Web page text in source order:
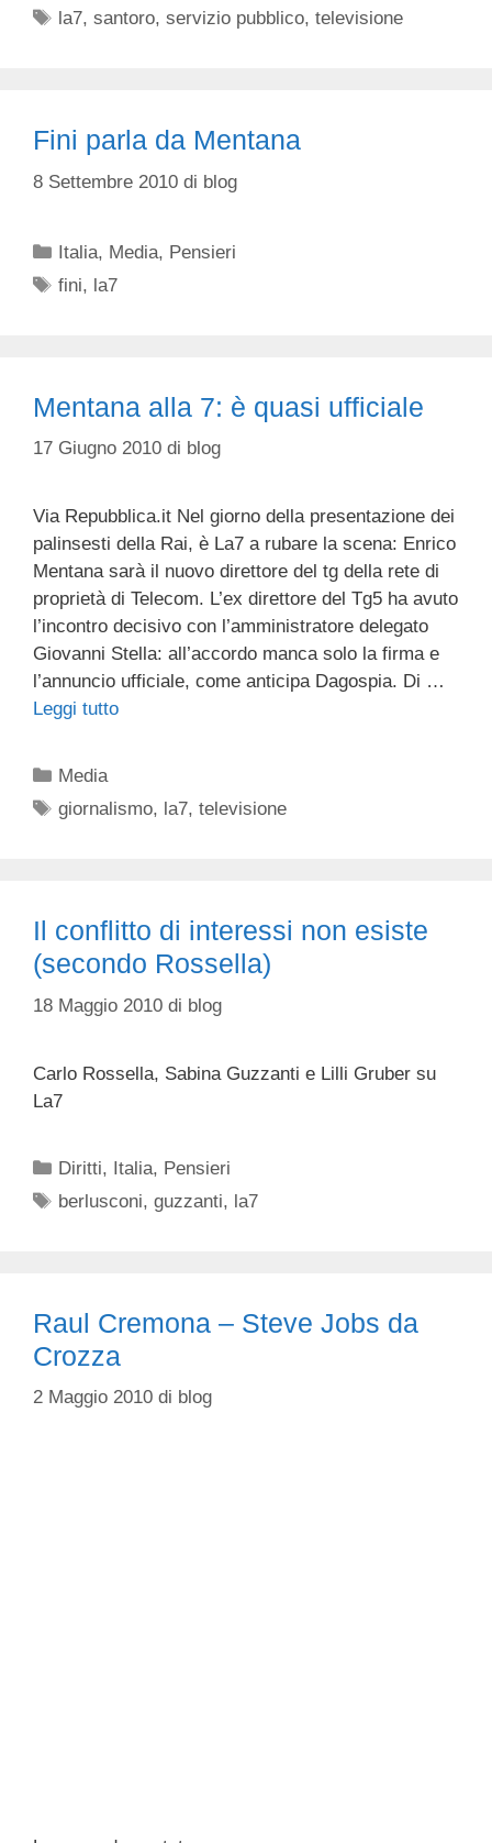
Tag
la7,santoro,servizio pubblico,televisione
Fini parla da Mentana
8 Settembre 2010 di blog
Categorie
Italia, Media, Pensieri
Tag
fini, la7
Mentana alla 7: è quasi ufficiale
17 Giugno 2010 di blog
Via Repubblica.it Nel giorno della presentazione dei
palinsesti della Rai, è La7 a rubare la scena: Enrico
Mentana sarà il nuovo direttore del tg della rete di
proprietà di Telecom. L’ex direttore del Tg5 ha avuto
l’incontro decisivo con l’amministratore delegato
Giovanni Stella: all’accordo manca solo la firma e
l’annuncio ufficiale, come anticipa Dagospia. Di …
Leggi tutto
Categorie
Media
Tag
giornalismo, la7,televisione
Il conflitto di interessi non esiste
(secondo Rossella)
18 Maggio 2010 di blog
Carlo Rossella, Sabina Guzzanti e Lilli Gruber su
La7
Categorie
Diritti, Italia, Pensieri
Tag
berlusconi,guzzanti, la7
Raul Cremona – Steve Jobs da
Crozza
2 Maggio 2010 di blog